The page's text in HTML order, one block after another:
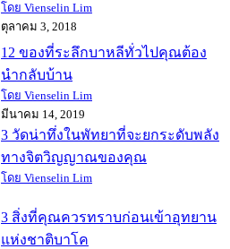
โดย Vienselin Lim
ตุลาคม 3, 2018
12 ของที่ระลึกบาหลีทั่วไปคุณต้อง
นำกลับบ้าน
โดย Vienselin Lim
มีนาคม 14, 2019
3 วัดน่าทึ่งในพัทยาที่จะยกระดับพลัง
ทางจิตวิญญาณของคุณ
โดย Vienselin Lim
3 สิ่งที่คุณควรทราบก่อนเข้าอุทยาน
แห่งชาติบาโค